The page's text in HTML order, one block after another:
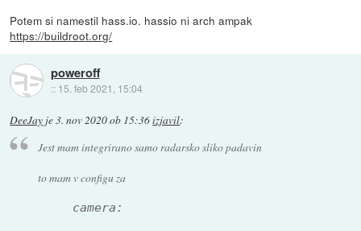
Potem si namestil hass.io. hassio ni arch ampak
https://buildroot.org/
poweroff
:: 15. feb 2021, 15:04
DeeJay je3. nov 2020 ob 15:36izjavil:
Jest mam integrirano samo radarsko sliko padavin
to mam v configu za
camera: